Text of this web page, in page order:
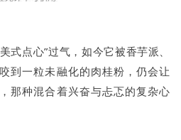
式点心”过气，如今它被香芋派、
到一粒未融化的肉桂粉，仍会让
那种混合着兴奋与忐忑的复杂心